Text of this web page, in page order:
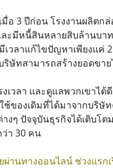
อ 3 ปีก่อน โรงงานผลิตก
ะมีหนี้สินหลายสิบล้านบา
ลาแก้ไขปัญหาเพียงแค่ 2
ษัทสามารถสร้างยอดขา
วลา และดูแลพวกเขาได้
ช้ของเดิมที่ได้มาจากบริ
งๆ ปัจจุบันธุรกิจได้เติบโ
า 30 คน
านทางออนไลน์ ช่วงแร